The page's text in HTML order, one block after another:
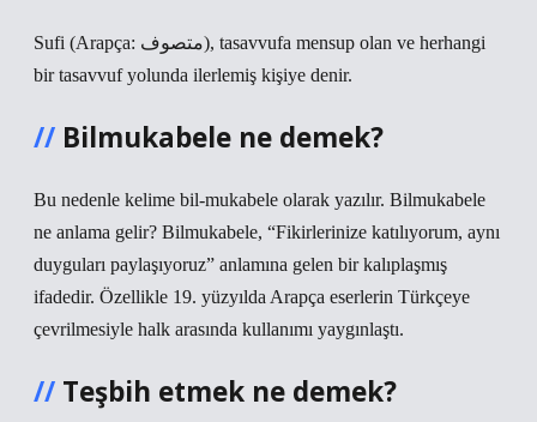
Sufi (Arapça: متصوف), tasavvufa mensup olan ve herhangi
bir tasavvuf yolunda ilerlemiş kişiye denir.
Bilmukabele ne demek?
Bu nedenle kelime bil-mukabele olarak yazılır. Bilmukabele
ne anlama gelir? Bilmukabele, “Fikirlerinize katılıyorum, aynı
duyguları paylaşıyoruz” anlamına gelen bir kalıplaşmış
ifadedir. Özellikle 19. yüzyılda Arapça eserlerin Türkçeye
çevrilmesiyle halk arasında kullanımı yaygınlaştı.
Teşbih etmek ne demek?